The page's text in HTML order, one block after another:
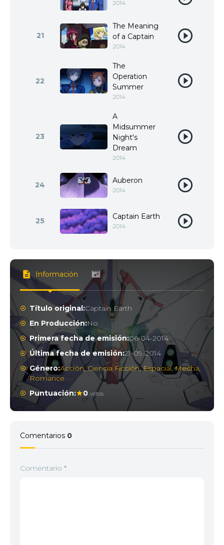
2014
21
The Meaning
of a Captain
2014
22
The
Operation
Summer
2014
23
A
Midsummer
Night's
Dream
2014
24 Auberon
2014
25 Captain Earth
2014
Información
Título original:Captain Earth
En Producción:No
Primera fecha de emisión:06-04-2014
Última fecha de emisión:21-09-2014
Género:Acción,Ciencia Ficción,Espacial,Mecha,
Romance
Puntuación:
0 votos
Comentarios 0
Comentario *